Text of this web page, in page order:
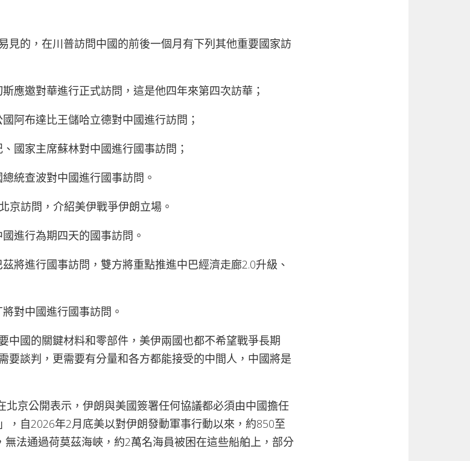
見的，在川普訪問中國的前後一個月有下列其他重要國家訪
應邀對華進行正式訪問，這是他四年來第四次訪華；
阿布達比王儲哈立德對中國進行訪問；
國家主席蘇林對中國進行國事訪問；
統查波對中國進行國事訪問。
京訪問，介紹美伊戰爭伊朗立場。
進行為期四天的國事訪問。
將進行國事訪問，雙方將重點推進中巴經濟走廊2.0升級、
對中國進行國事訪問。
中國的關鍵材料和零部件，美伊兩國也都不希望戰爭長期
要談判，更需要有分量和各方都能接受的中間人，中國將是
北京公開表示，伊朗與美國簽署任何協議都必須由中國擔任
，自2026年2月底美以對伊朗發動軍事行動以來，約850至
法通過荷莫茲海峽，約2萬名海員被困在這些船舶上，部分